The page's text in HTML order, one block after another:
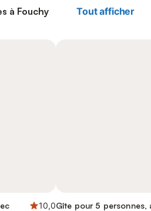
à Fouchy Tout afficher
10,0Gîte pour 5 personnes,